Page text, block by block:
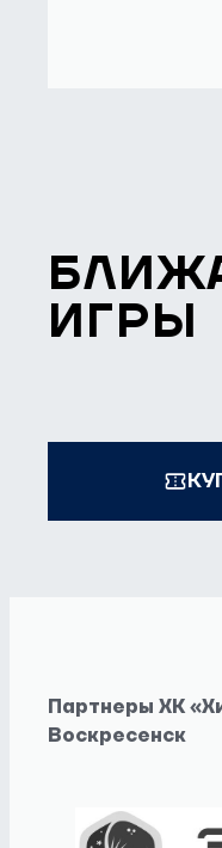
ИГРЫ
Партнеры ХК
Воскресенск